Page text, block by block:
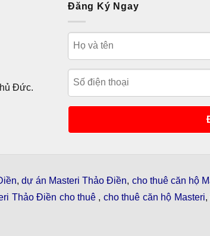
Đức.
Đăng Ký Ngay
, dự án Masteri Thảo Điền, cho thuê căn hộ
Thảo Điền cho thuê , cho thuê căn hộ Masteri,